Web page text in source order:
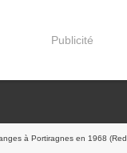
Publicité
à Portiragnes en 1968